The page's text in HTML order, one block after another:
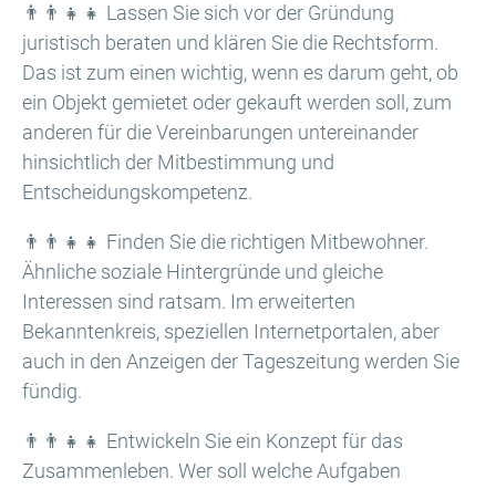
👨‍👨‍👧‍👧 Lassen Sie sich vor der Gründung
juristisch beraten und klären Sie die Rechtsform.
Das ist zum einen wichtig, wenn es darum geht, ob
ein Objekt gemietet oder gekauft werden soll, zum
anderen für die Vereinbarungen untereinander
hinsichtlich der Mitbestimmung und
Entscheidungskompetenz.
👨‍👨‍👧‍👧 Finden Sie die richtigen Mitbewohner.
Ähnliche soziale Hintergründe und gleiche
Interessen sind ratsam. Im erweiterten
Bekanntenkreis, speziellen Internetportalen, aber
auch in den Anzeigen der Tageszeitung werden Sie
fündig.
👨‍👨‍👧‍👧 Entwickeln Sie ein Konzept für das
Zusammenleben. Wer soll welche Aufgaben